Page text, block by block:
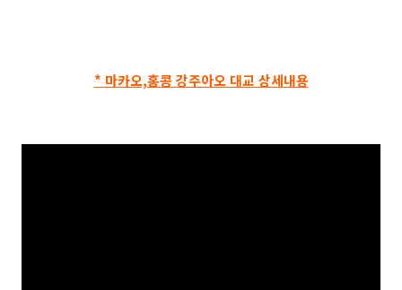
* 마카오,홍콩 강주아오 대교 상세내용